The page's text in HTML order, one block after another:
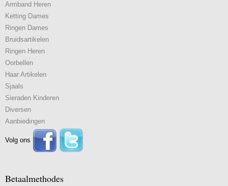
Armband Heren
Ketting Dames
Ringen Dames
Bruidsartikelen
Ringen Heren
Oorbellen
Haar Artikelen
Sjaals
Sieraden Kinderen
Diversen
Aanbiedingen
Volg ons
Betaalmethodes